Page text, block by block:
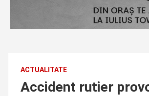
ACTUALITATE
Accident rutier